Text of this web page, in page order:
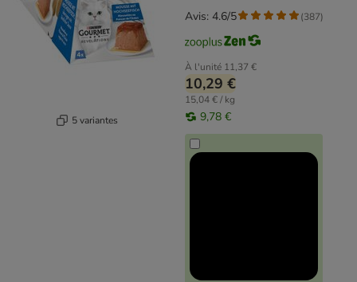
5 variantes
À l'unité 11,37 €
10,29 €
15,04 € / kg
9,78 €
Avis: 4.6/5 (387)